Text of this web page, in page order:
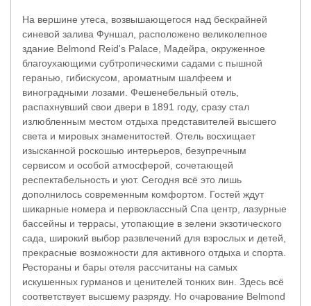
На вершине утеса, возвышающегося над бескрайней
синевой залива Фуншал, расположено великолепное
здание Belmond Reid's Palace, Мадейра, окруженное
благоухающими субтропическими садами с пышной
геранью, гибискусом, ароматным шалфеем и
виноградными лозами. Фешенебельный отель,
распахнувший свои двери в 1891 году, сразу стал
излюбленным местом отдыха представителей высшего
света и мировых знаменитостей. Отель восхищает
изысканной роскошью интерьеров, безупречным
сервисом и особой атмосферой, сочетающей
респектабельность и уют. Сегодня всё это лишь
дополнилось современным комфортом. Гостей ждут
шикарные номера и первоклассный Спа центр, лазурные
бассейны и террасы, утопающие в зелени экзотического
сада, широкий выбор развлечений для взрослых и детей,
прекрасные возможности для активного отдыха и спорта.
Рестораны и бары отеля рассчитаны на самых
искушенных гурманов и ценителей тонких вин. Здесь всё
соответствует высшему разряду. Но очарование Belmond